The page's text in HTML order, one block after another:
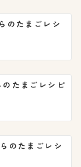
のたまごレシ
たまごレシピ
のたまごレシ